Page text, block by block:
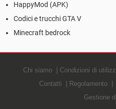
HappyMod (APK)
Codici e trucchi GTA V
Minecraft bedrock
Chi siamo Condizioni di
Contatti
Regolamento
Gestione